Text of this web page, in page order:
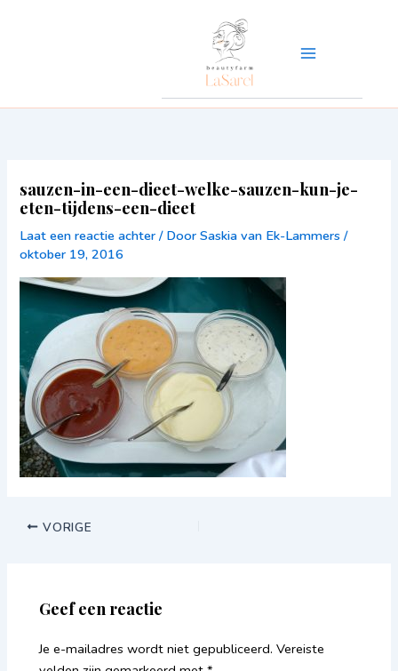
sauzen-in-een-dieet-welke-sauzen-kun-je-
eten-tijdens-een-dieet
Laat een reactie achter / DoorSaskia van Ek-Lammers/
oktober 19, 2016
VORIGE
Geef een reactie
Je e-mailadres wordt niet gepubliceerd. Vereiste